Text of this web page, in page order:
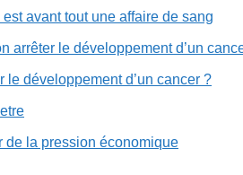
avant tout une affaire de sang
le développement d’un cancer ?
de la pression économique